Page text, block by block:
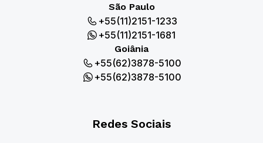
São Paulo
+55(11)2151-1233
+55(11)2151-1681
Goiânia
+55(62)3878-5100
+55(62)3878-5100
Redes Sociais